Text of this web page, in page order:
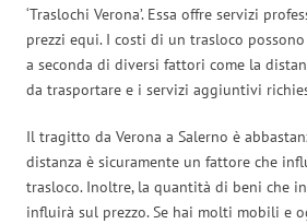
‘Traslochi Verona’. Essa offre servizi
prezzi equi. I costi di un trasloco
a seconda di diversi fattori come la
da trasportare e i servizi aggiuntivi
Il tragitto da Verona a Salerno è
distanza è sicuramente un fattore che
trasloco. Inoltre, la quantità di beni che
influirà sul prezzo. Se hai molti mobili e